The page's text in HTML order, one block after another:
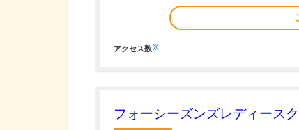
アクセス数※
フォーシーズンズレディース